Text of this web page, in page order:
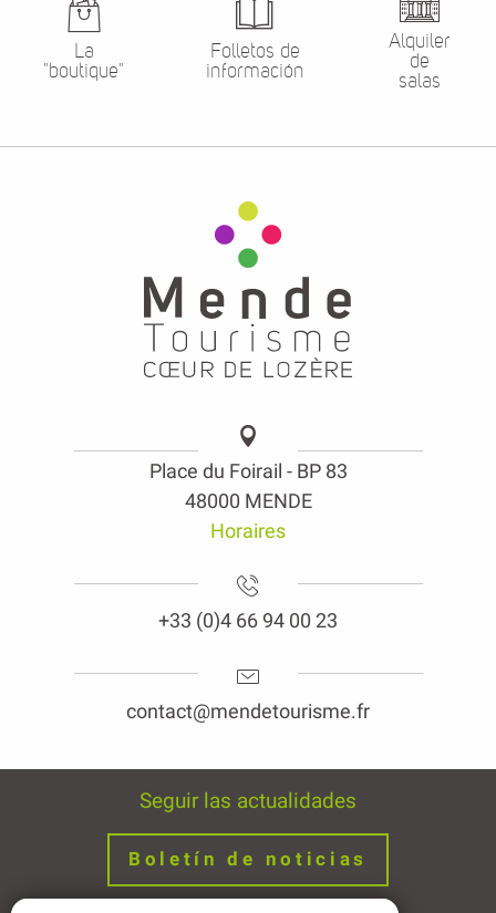
La
"boutique"
Folletos de
información
Alquiler
de
salas
Place du Foirail - BP 83
48000 MENDE
Horaires
+33 (0)4 66 94 00 23
contact@mendetourisme.fr
Seguir las actualidades
Boletín de noticias